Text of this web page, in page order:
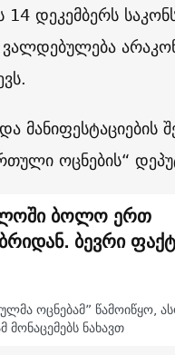
დეკემბერს
ვალდებულება
მანიფესტაციების
ოცნების“
ბოლო ერთ
ბევრი
ოცნებამ” წამოიწყო,
მონაცემებს ნახავთ